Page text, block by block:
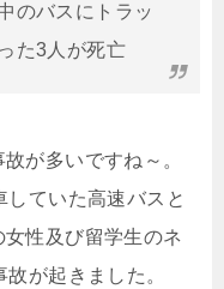
のバスにトラッ
た3人が死亡
が多いですね～。
ていた高速バスと
性及び留学生のネ
が起きました。